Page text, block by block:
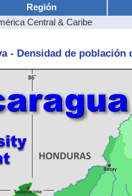
Región
Central & Caribe
- Densidad de población